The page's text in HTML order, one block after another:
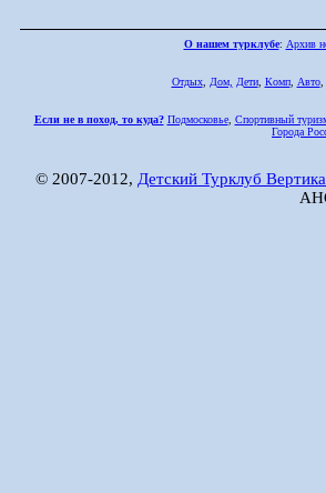
О нашем турклубе: Архив
Отдых, Дом, Дети, Комп, Авто,
Если не в поход, то куда? Подмосковье, Спортивный
Города
© 2007-2012, Детский Турклуб